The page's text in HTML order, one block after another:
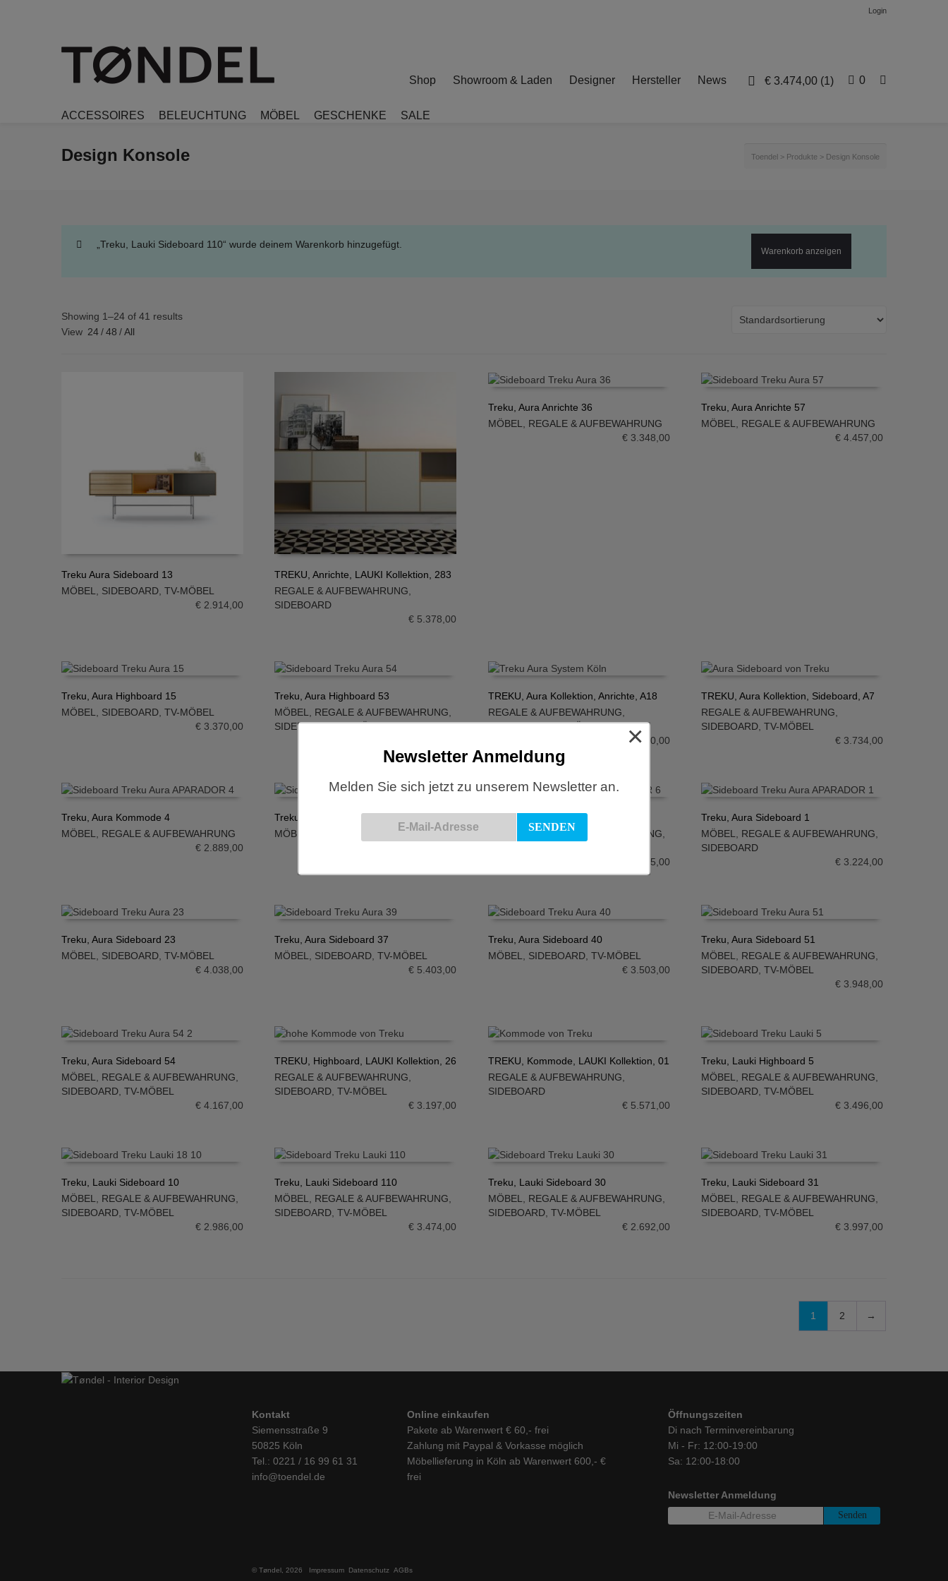
Login
€ 3.474,00 (1) 0
Shop Showroom & Laden Designer Hersteller News
ACCESSOIRES BELEUCHTUNG MÖBEL GESCHENKE SALE
Design Konsole Toendel > Produkte > Design Konsole
„Treku, Lauki Sideboard 110“ wurde deinem Warenkorb hinzugefügt.
Warenkorb anzeigen
Showing 1–24 of 41 results
View 24/48 /All
IN DEN WARENKORB
Treku Aura Sideboard 13
MÖBEL
SIDEBOARD TV-MÖBEL
€2.914,00
IN DEN WARENKORB
TREKU, Anrichte, LAUKI Kollektion, 283
REGALE & AUFBEWAHRUNG
SIDEBOARD
€ 5.378,00
IN DEN WARENKORB
Treku, Aura Anrichte 36
MÖBEL, REGALE & AUFBEWAHRUNG
€3.348,00
IN DEN WARENKORB
Treku, Aura Anrichte 57
MÖBEL, REGALE & AUFBEWAHRUNG
€ 4.457,00
IN DEN WARENKORB
Treku, Aura Highboard 15
MÖBEL
SIDEBOARD TV-MÖBEL
€3.370,00
IN DEN WARENKORB
Treku, Aura Highboard 53
MÖBEL
REGALE & AUFBEWAHRUNG
SIDEBOARD,TV-MÖBEL
IN DEN WARENKORB
TREKU, Aura Kollektion, Anrichte, A18
REGALE & AUFBEWAHRUNG
SIDEBOARD,TV-MÖBEL
3.650,00
IN DEN WARENKORB
TREKU, Aura Kollektion, Sideboard, A7
REGALE & AUFBEWAHRUNG
SIDEBOARD ,TV-MÖBEL
€ 3.734,00
IN DEN WARENKORB
Treku, Aura Kommode 4
MÖBEL, REGALE & AUFBEWAHRUNG
€2.889,00
IN DEN WARENKORB
Treku, Aura Konsole 56
MÖBEL
REGALE & AUFBEWAHRUNG
IN DEN WARENKORB
Treku, Aura Konsole 6
REGALE & AUFBEWAHRUNG,
2.665,00
IN DEN WARENKORB
Treku, Aura Sideboard 1
MÖBEL, REGALE & AUFBEWAHRUNG,
SIDEBOARD
€ 3.224,00
IN DEN WARENKORB
Treku, Aura Sideboard 23
MÖBEL
SIDEBOARD TV-MÖBEL
€4.038,00
IN DEN WARENKORB
Treku, Aura Sideboard 37
MÖBEL
SIDEBOARD ,TV-MÖBEL
€ 5.403,00
IN DEN WARENKORB
Treku, Aura Sideboard 40
MÖBEL
SIDEBOARD, TV-MÖBEL
€3.503,00
IN DEN WARENKORB
Treku, Aura Sideboard 51
MÖBEL
REGALE & AUFBEWAHRUNG
SIDEBOARD ,TV-MÖBEL
€ 3.948,00
IN DEN WARENKORB
Treku, Aura Sideboard 54
MÖBEL
REGALE & AUFBEWAHRUNG
SIDEBOARD TV-MÖBEL
€4.167,00
IN DEN WARENKORB
TREKU, Highboard, LAUKI Kollektion, 26
REGALE & AUFBEWAHRUNG
SIDEBOARD ,TV-MÖBEL
€ 3.197,00
IN DEN WARENKORB
TREKU, Kommode, LAUKI Kollektion, 01
REGALE & AUFBEWAHRUNG
SIDEBOARD
€5.571,00
IN DEN WARENKORB
Treku, Lauki Highboard 5
MÖBEL
REGALE & AUFBEWAHRUNG
SIDEBOARD ,TV-MÖBEL
€ 3.496,00
IN DEN WARENKORB
Treku, Lauki Sideboard 10
MÖBEL
REGALE & AUFBEWAHRUNG
SIDEBOARD TV-MÖBEL
€2.986,00
IN DEN WARENKORB
Treku, Lauki Sideboard 110
MÖBEL
REGALE & AUFBEWAHRUNG
SIDEBOARD ,TV-MÖBEL
€ 3.474,00
IN DEN WARENKORB
Treku, Lauki Sideboard 30
MÖBEL
REGALE & AUFBEWAHRUNG
SIDEBOARD, TV-MÖBEL
€2.692,00
IN DEN WARENKORB
Treku, Lauki Sideboard 31
MÖBEL
REGALE & AUFBEWAHRUNG
SIDEBOARD ,TV-MÖBEL
€ 3.997,00
1 2 →
Kontakt
Siemensstraße 9
50825 Köln
Tel.: 0221 / 16 99 61 31
info@toendel.de
Online einkaufen
Pakete ab Warenwert € 60,- frei
Zahlung mit Paypal & Vorkasse möglich
Möbellieferung in Köln ab Warenwert 600,- €
frei
Öffnungszeiten
Di nach Terminvereinbarung
Mi - Fr: 12:00-19:00
Sa: 12:00-18:00
Newsletter Anmeldung
© Tøndel, 2026 Impressum Datenschutz AGBs
Newsletter Anmeldung
Melden Sie sich jetzt zu unserem Newsletter an.
×